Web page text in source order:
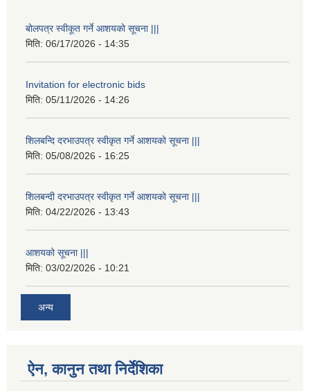
बोलपत्र स्वीकूत गर्ने आशयको सूचना |||
मिति: 06/17/2026 - 14:35
Invitation for electronic bids
मिति: 05/11/2026 - 14:26
शिलबन्दि दरभाउपत्र स्वीकृत गर्ने आशयको सूचना |||
मिति: 05/08/2026 - 16:25
शिलबन्दी दरभाउपत्र स्वीकृत गर्ने आशयको सूचना |||
मिति: 04/22/2026 - 13:43
आशयको सूचना |||
मिति: 03/02/2026 - 10:21
अन्य
ऐन, कानुन तथा निर्देशिका